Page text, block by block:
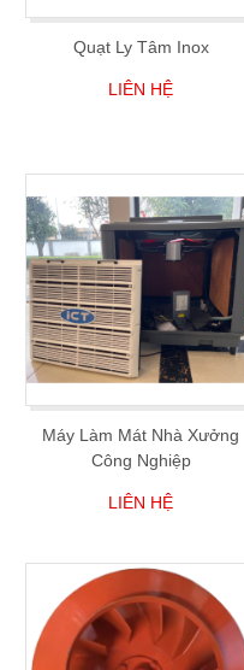
Quạt Ly Tâm Inox
LIÊN HỆ
Máy Làm Mát Nhà Xưởng
Công Nghiệp
LIÊN HỆ